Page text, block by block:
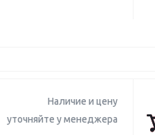
Наличие и цену
уточняйте у менеджера